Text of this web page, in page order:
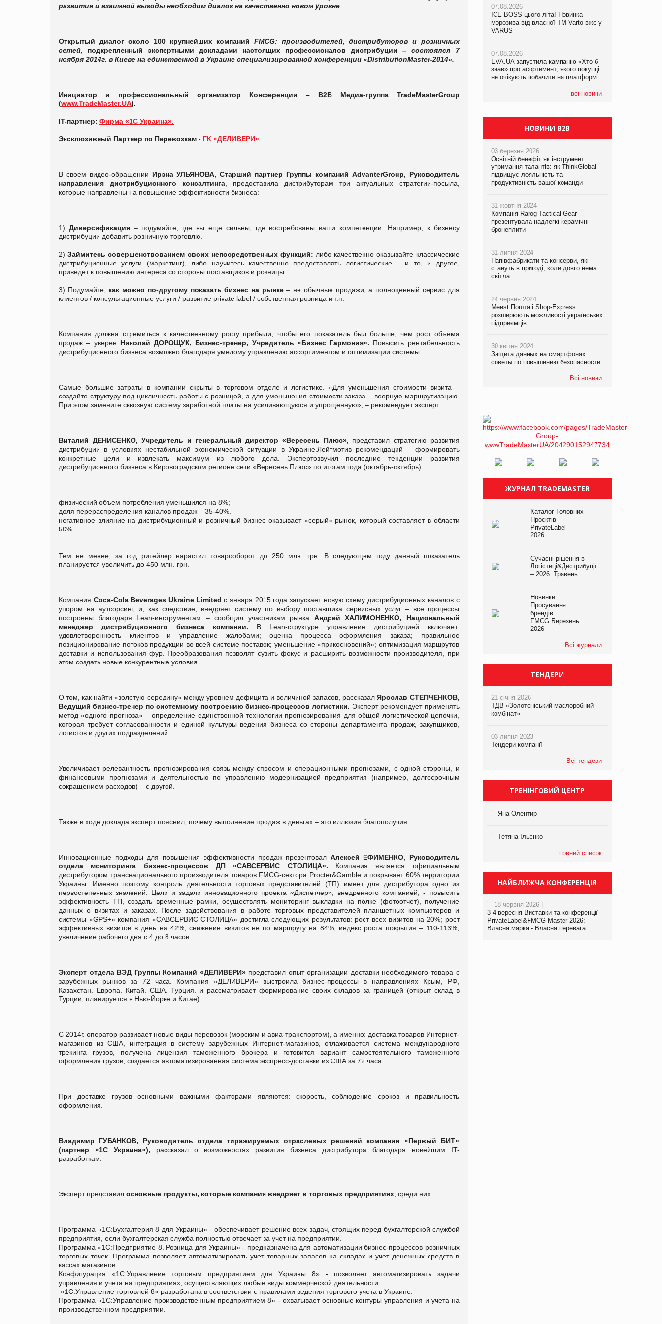
развития и взаимной выгоды необходим диалог на качественно новом уровне
Открытый диалог около 100 крупнейших компаний FMCG: производителей, дистрибуторов и розничных
сетей
подкрепленный экспертными докладами настоящих профессионалов дистрибуции– состоялся 7
ноября 2014г. в Киеве на единственной в Украине специализированной конференции «DistributionMaster-2014».
Инициатор и профессиональный организатор Конференции – B2B Медиа-группа TradeMasterGroup
(www.TradeMaster.UA).
IT-партнер: Фирма «1С Украина».
Эксклюзивный Партнер по Перевозкам - ГК «ДЕЛИВЕРИ»
В своем видео-обращении Ирэна УЛЬЯНОВА, Старший партнер Группы компаний AdvanterGroup, Руководитель
направления дистрибуционного консалтинга , предоставила дистрибуторам три актуальных стратегии-посыла,
которые направлены на повышение эффективности бизнеса:
1) Диверсификация – подумайте, где вы еще сильны, где востребованы ваши компетенции. Например, к бизнесу
дистрибуции добавить розничную торговлю.
2)Займитесь совершенствованием своих непосредственных функций: либо качественно оказывайте классические
дистрибуционные услуги (маркетинг), либо научитесь качественно предоставлять логистические – и то, и другое,
приведет к повышению интереса со стороны поставщиков и розницы.
3) Подумайте, как можно по-другому показать бизнес на рынке– не обычные продажи, а полноценный сервис для
клиентов / консультационные услуги / развитие private label / собственная розница и т.п.
Компания должна стремиться к качественному росту прибыли, чтобы его показатель был больше, чем рост объема
продаж – уверен Николай ДОРОЩУК, Бизнес-тренер, Учредитель «Бизнес Гармония». Повысить рентабельность
дистрибуционного бизнеса возможно благодаря умелому управлению ассортиментом и оптимизации системы.
Самые большие затраты в компании скрыты в торговом отделе и логистике. «Для уменьшения стоимости визита –
создайте структуру под цикличность работы с розницей, а для уменьшения стоимости заказа – веерную маршрутизацию.
При этом замените сквозную систему заработной платы на усиливающуюся и упрощенную», – рекомендует эксперт.
Виталий ДЕНИСЕНКО, Учредитель и генеральный директор «Вересень Плюс», представил стратегию развития
дистрибуции в условиях нестабильной экономической ситуации в Украине.Лейтмотив рекомендаций – формировать
конкретные цели и извлекать максимум из любого дела. Экспертозвучил последние тенденции развития
дистрибуционного бизнеса в Кировоградском регионе сети «Вересень Плюс» по итогам года (октябрь-октябрь):
физический объем потребления уменьшился на 8%;
доля перераспределения каналов продаж – 35-40%.
негативное влияние на дистрибуционный и розничный бизнес оказывает «серый» рынок, который составляет в области
50%.
Тем не менее, за год ритейлер нарастил товарооборот до 250 млн. грн. В следующем году данный показатель
планируется увеличить до 450 млн. грн.
Компания Сoca-Cola Beverages Ukraine Limited с января 2015 года запускает новую схему дистрибуционных каналов с
упором на аутсорсинг, и, как следствие, внедряет систему по выбору поставщика сервисных услуг – все процессы
построены благодаря Lean-инструментам – сообщил участникам рынка Андрей ХАЛИМОНЕНКО, Национальный
менеджер дистрибуционного бизнеса компании. В Lean-структуре управление дистрибуцией включает:
удовлетворенность клиентов и управление жалобами; оценка процесса оформления заказа; правильное
позиционирование потоков продукции во всей системе поставок; уменьшение «прикосновений»; оптимизация маршрутов
доставки и использования фур. Преобразования позволят сузить фокус и расширить возможности производителя, при
этом создать новые конкурентные условия.
О том, как найти «золотую середину» между уровнем дефицита и величиной запасов, рассказалЯрослав СТЕПЧЕНКОВ,
Ведущий бизнес-тренер по системному построению бизнес-процессов логистики. Эксперт рекомендует применять
метод «одного прогноза» – определение единственной технологии прогнозирования для общей логистической цепочки,
которая требует согласованности и единой культуры ведения бизнеса со стороны департамента продаж, закупщиков,
логистов и других подразделений.
Увеличивает релевантность прогнозирования связь между спросом и операционными прогнозами, с одной стороны, и
финансовыми прогнозами и деятельностью по управлению модернизацией предприятия (например, долгосрочным
сокращением расходов) – с другой.
Также в ходе доклада эксперт пояснил, почему выполнение продаж в деньгах – это иллюзия благополучия.
Инновационные подходы для повышения эффективности продаж презентовал Алексей ЕФИМЕНКО, Руководитель
отдела мониторинга бизнес-процессов ДП «САВСЕРВИС СТОЛИЦА». Компания является официальным
дистрибутором транснационального производителя товаров FMCG-сектора Procter&Gamble и покрывает 60% территории
Украины. Именно поэтому контроль деятельности торговых представителей (ТП) имеет для дистрибутора одно из
первостепенных значений. Цели и задачи инновационного проекта «Диспетчер», внедренного компанией, - повысить
эффективность ТП, создать временные рамки, осуществлять мониторинг выкладки на полке (фотоотчет), получение
данных о визитах и заказах. После задействования в работе торговых представителей планшетных компьютеров и
системы «GPS+» компания «САВСЕРВИС СТОЛИЦА» достигла следующих результатов: рост всех визитов на 20%; рост
эффективных визитов в день на 42%; снижение визитов не по маршруту на 84%; индекс роста покрытия – 110-113%;
увеличение рабочего дня с 4 до 8 часов.
Эксперт отдела ВЭД Группы Компаний «ДЕЛИВЕРИ» представил опыт организации доставки необходимого товара с
зарубежных рынков за 72 часа. Компания «ДЕЛИВЕРИ» выстроила бизнес-процессы в направлениях Крым, РФ,
Казахстан, Европа, Китай, США, Турция, и рассматривает формирование своих складов за границей (открыт склад в
Турции, планируется в Нью-Йорке и Китае).
С 2014г. оператор развивает новые виды перевозок (морским и авиа-транспортом), а именно: доставка товаров Интернет-
магазинов из США, интеграция в систему зарубежных Интернет-магазинов, отлаживается система международного
трекинга грузов, получена лицензия таможенного брокера и готовится вариант самостоятельного таможенного
оформления грузов, создается автоматизированная система экспресс-доставки из США за 72 часа.
При доставке грузов основными важными факторами являются: скорость, соблюдение сроков и правильность
оформления.
Владимир ГУБАНКОВ, Руководитель отдела тиражируемых отраслевых решений компании «Первый БИТ»
(партнер «1С Украина»), рассказал о возможностях развития бизнеса дистрибутора благодаря новейшим IT-
разработкам.
Эксперт представил основные продукты, которые компания внедряет в торговых предприятиях , среди них:
Программа «1С:Бухгалтерия 8 для Украины» - обеспечивает решение всех задач, стоящих перед бухгалтерской службой
предприятия, если бухгалтерская служба полностью отвечает за учет на предприятии.
Программа «1С:Предприятие 8. Розница для Украины» - предназначена для автоматизации бизнес-процессов розничных
торговых точек. Программа позволяет автоматизировать учет товарных запасов на складах и учет денежных средств в
кассах магазинов.
Конфигурация «1С:Управление торговым предприятием для Украины 8» - позволяет автоматизировать задачи
управления и учета на предприятиях, осуществляющих любые виды коммерческой деятельности.
«1С:Управление торговлей 8» разработана в соответствии с правилами ведения торгового учета в Украине.
Программа «1С:Управление производственным предприятием 8» - охватывает основные контуры управления и учета на
производственном предприятии.
07.08.2026
ICE BOSS цього літа! Новинка
морозива від власної ТМ Varto вже у
VARUS
07.08.2026
EVA.UA запустила кампанію «Хто б
знав» про асортимент, якого покупці
не очікують побачити на платформі
всі новини
06.08.2026
Смачна новинка для хвостатих: у
VARUS з’явилися паучі Varto Paw
05.08.2026
Мережа супермаркетів VARUS купує
мережу магазинів формату
компанія налічуватиме 374 магазини
07.08.2026
Франція заборонила рекламні дзвінки
НОВИНИ B2B
03 березня 2026
Освітній бенефіт як інструмент
утримання талантів: як ThinkGlobal
підвищує лояльність та
продуктивність вашої команди
31 жовтня 2024
Компанія Rarog Tactical Gear
презентувала надлегкі керамічні
бронеплити
31 липня 2024
Напівфабрикати та консерви, які
стануть в пригоді, коли довго нема
світла
24 червня 2024
Meest Пошта і Shop-Express
розширюють можливості українських
підприємців
30 квітня 2024
Защита данных на смартфонах:
советы по повышению безопасности
Всі новини
ЖУРНАЛ TRADEMASTER
Каталог Головних
Проєктів
PrivateLabel –
2026
Сучасні рішення в
Логістиці&Дистрибуції
– 2026. Травень
Новинки.
Просування
брендів
FMCG.Березень
2026
Всі журнали
ТЕНДЕРИ
21 січня 2026
ТДВ «Золотоніський маслоробний
комбінат»
03 липня 2023
Тендери компанії
Всі тендери
ТРЕНІНГОВИЙ ЦЕНТР
Яна Олентир
Тетяна Ільєнко
повний список
НАЙБЛИЖЧА КОНФЕРЕНЦІЯ
18 червня 2026 |
3-4 вересня Виставки та конференції
PrivateLabel&FMCG Master-2026:
Власна марка - Власна перевага